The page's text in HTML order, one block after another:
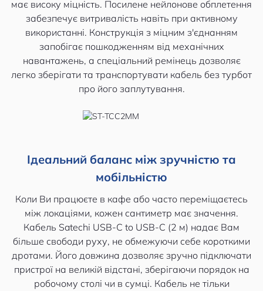
має високу міцність. Посилене нейлонове обплетення
забезпечує витривалість навіть при активному
використанні. Конструкція з міцним з'єднанням
запобігає пошкодженням від механічних
навантажень, а спеціальний ремінець дозволяє
легко зберігати та транспортувати кабель без турбот
про його заплутування.
Ідеальний баланс між зручністю та
мобільністю
Коли Ви працюєте в кафе або часто переміщаєтесь
між локаціями, кожен сантиметр має значення.
Кабель Satechi USB-C to USB-C (2 м) надає Вам
більше свободи руху, не обмежуючи себе короткими
дротами. Його довжина дозволяє зручно підключати
пристрої на великій відстані, зберігаючи порядок на
робочому столі чи в сумці. Кабель не тільки